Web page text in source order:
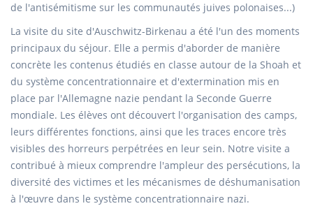
de l'antisémitisme sur les communautés juives polonaises...)
La visite du site d'Auschwitz-Birkenau a été l'un des moments
principaux du séjour. Elle a permis d'aborder de manière
concrète les contenus étudiés en classe autour de la Shoah et
du système concentrationnaire et d'extermination mis en
place par l'Allemagne nazie pendant la Seconde Guerre
mondiale. Les élèves ont découvert l'organisation des camps,
leurs différentes fonctions, ainsi que les traces encore très
visibles des horreurs perpétrées en leur sein. Notre visite a
contribué à mieux comprendre l'ampleur des persécutions, la
diversité des victimes et les mécanismes de déshumanisation
à l'œuvre dans le système concentrationnaire nazi.